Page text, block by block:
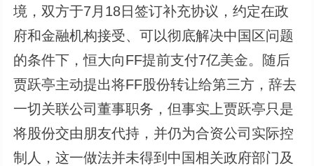
境，双方于7月18日签订补充协议，约定在政
府和金融机构接受、可以彻底解决中国区问题
的条件下，恒大向FF提前支付7亿美金。随后
贾跃亭主动提出将FF股份转让给第三方，辞去
一切关联公司董事职务，但事实上贾跃亭只是
将股份交由朋友代持，并仍为合资公司实际控
制人，这一做法并未得到中国相关政府部门及